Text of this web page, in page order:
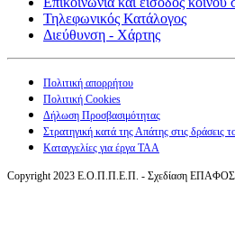
Τηλεφωνικός Κατάλογος
Διεύθυνση - Χάρτης
Πολιτική απορρήτου
Πολιτική Cookies
Δήλωση Προσβασιμότητας
Στρατηγική κατά της Απάτης στις δράσεις
Καταγγελίες για έργα ΤΑΑ
Copyright 2023 Ε.Ο.Π.Π.Ε.Π. - Σχεδίαση ΕΠΑΦΟΣ